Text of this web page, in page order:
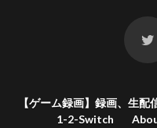
【ゲーム録画】録画、生
1-2-Switch